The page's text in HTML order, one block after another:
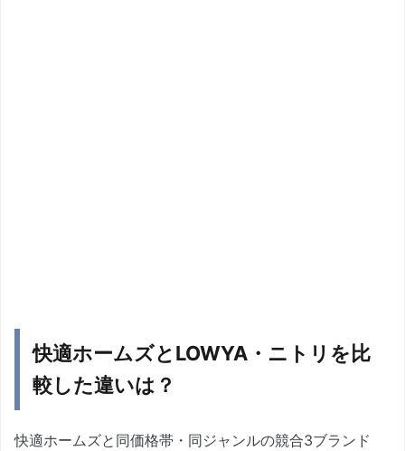
快適ホームズとLOWYA・ニトリを比
較した違いは？
快適ホームズと同価格帯・同ジャンルの競合3ブランド